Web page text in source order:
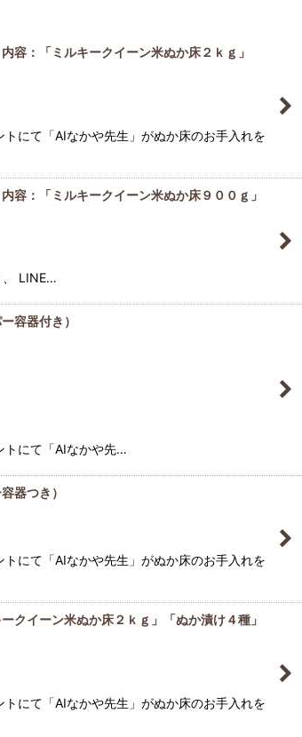
：「ミルキークイーン米ぬか床２ｋｇ」
にて「AIなかや先生」がぬか床のお手入れを
：「ミルキークイーン米ぬか床９００ｇ」
、 LINE…
容器付き）
トにて「AIなかや先…
器つき）
にて「AIなかや先生」がぬか床のお手入れを
イーン米ぬか床２ｋｇ」「ぬか漬け４種」
にて「AIなかや先生」がぬか床のお手入れを